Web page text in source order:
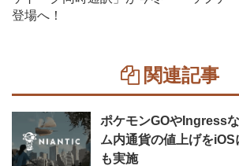
登場へ！
関連記事
ポケモンGOやIngress
ム内通貨の値上げを
も実施